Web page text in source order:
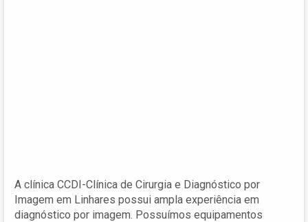
A clínica CCDI-Clínica de Cirurgia e Diagnóstico por
Imagem em Linhares possui ampla experiência em
diagnóstico por imagem. Possuímos equipamentos